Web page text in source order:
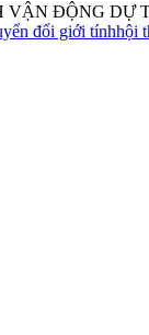
ĐỘNG DỰ
đổi giới tínhhội